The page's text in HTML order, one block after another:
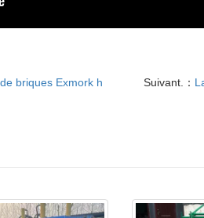
briques Exmork h Suivant.：